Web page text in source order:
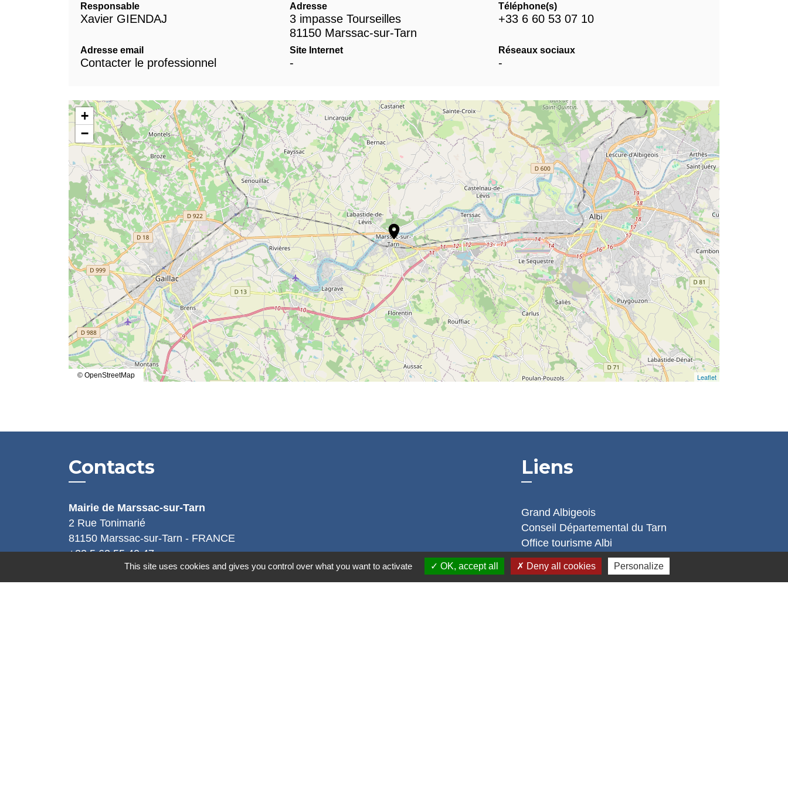
Responsable
Xavier GIENDAJ
Adresse
3 impasse Tourseilles
81150 Marssac-sur-Tarn
Téléphone(s)
+33 6 60 53 07 10
Adresse email
Contacter le professionnel
Site Internet
-
Réseaux sociaux
-
location_on
+
−
Leaflet
© OpenStreetMap
Contacts
Mairie de Marssac-sur-Tarn
2 Rue Tonimarié
81150 Marssac-sur-Tarn - FRANCE
+33 5 63 55 40 47
accueil@marssac-sur-tarn.fr
Liens
Grand Albigeois
Conseil Départemental du Tarn
Office tourisme Albi
Comité Départemental Tourisme
This site uses cookies and gives you control over what you want to activate OK, accept all Deny all cookies Personalize